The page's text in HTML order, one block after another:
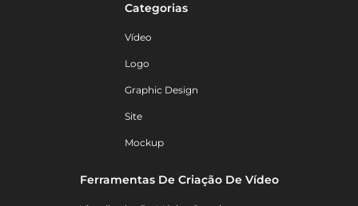
Categorias
Vídeo
Logo
Graphic Design
Site
Mockup
Ferramentas De Criação De Vídeo